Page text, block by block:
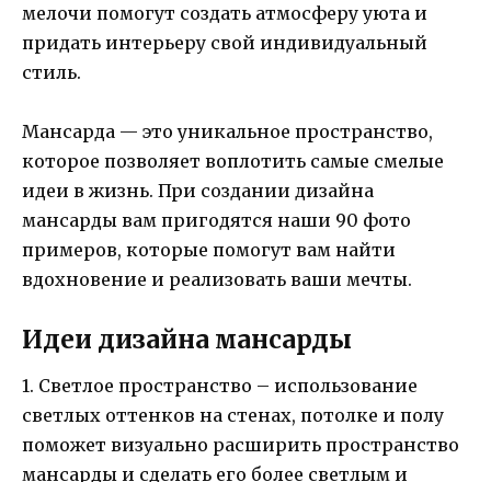
мелочи помогут создать атмосферу уюта и
придать интерьеру свой индивидуальный
стиль.
Мансарда — это уникальное пространство,
которое позволяет воплотить самые смелые
идеи в жизнь. При создании дизайна
мансарды вам пригодятся наши 90 фото
примеров, которые помогут вам найти
вдохновение и реализовать ваши мечты.
Идеи дизайна мансарды
1. Светлое пространство – использование
светлых оттенков на стенах, потолке и полу
поможет визуально расширить пространство
мансарды и сделать его более светлым и